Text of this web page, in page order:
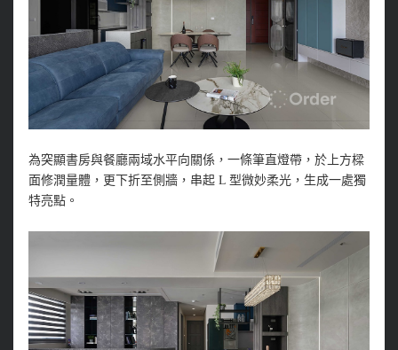
為突顯書房與餐廳兩域水平向關係，一條筆直燈帶，於上方樑
面修潤量體，更下折至側牆，串起 L 型微妙柔光，生成一處獨
特亮點。